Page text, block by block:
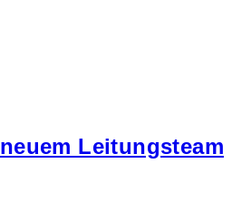
Leitungsteam